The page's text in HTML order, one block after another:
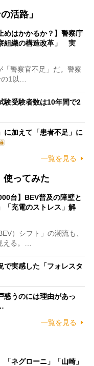
活路」
めはかかるか？】警察庁
組織の構造改革」 実
警察官不足」だ。警察
1以…
験受験者数は10年間で2
に加えて「患者不足」に
一覧を見る
使ってみた
台】BEV普及の障壁と
「充電のストレス」解
）シフト」の潮流も、
える。…
で実感した「フォレスタ
惑うのには理由があっ
一覧を見る
「ネグローニ」「山崎」